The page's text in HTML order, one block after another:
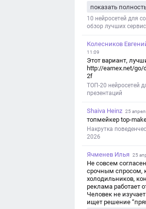
с короткими
каналах YAGLA и
показать
10 нейросетей для
обзор лучших
Колесников
11:09
Этот вариант,
http://earnex.net/go/
2f
ТОП-20 нейросетей
презентаций
Shaiva Heinz 25
топмейкер top-
Накрутка
2026
Ячменев Илья 25
Не совсем
срочным спросом,
холодильников,
реклама работает
Человек не
ищет решение